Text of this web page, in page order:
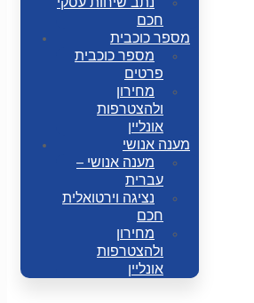
חכם
מספר כוכבית
מספר כוכבית
פרטים
מחירון
ולהצטרפות
אונליין
מענה אנושי
מענה אנושי –
עברית
נציגה וירטואלית
חכם
מחירון
ולהצטרפות
אונליין